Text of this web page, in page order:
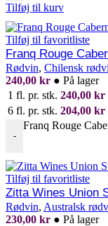
Tilføj til kurv
Tilføj til favoritliste
Franq Rouge
Rødvin, Chilensk
240,00 kr ● På lager
1 fl. pr. stk. 240,00 kr
6 fl. pr. stk. 204,00 kr
-
Franq Rouge
Tilføj til favoritliste
Zitta Wines Union
Rødvin, Australsk
230,00 kr ● På lager